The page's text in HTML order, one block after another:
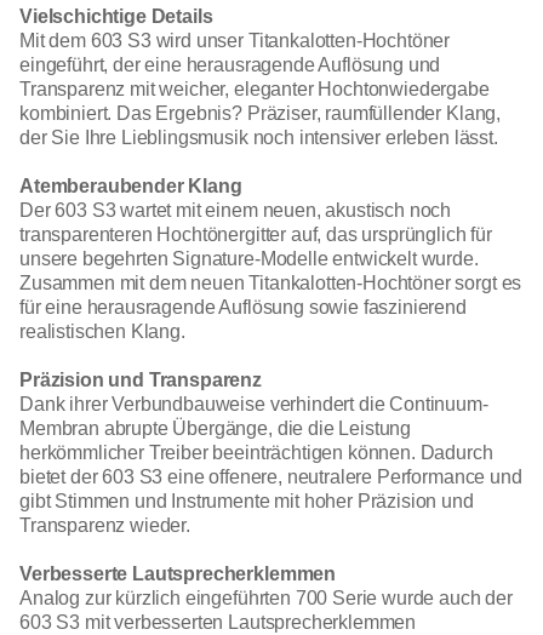
Vielschichtige Details
Mit dem 603 S3 wird unser Titankalotten-Hochtöner
eingeführt, der eine herausragende Auflösung und
Transparenz mit weicher, eleganter Hochtonwiedergabe
kombiniert. Das Ergebnis? Präziser, raumfüllender Klang,
der Sie Ihre Lieblingsmusik noch intensiver erleben lässt.
Atemberaubender Klang
Der 603 S3 wartet mit einem neuen, akustisch noch
transparenteren Hochtönergitter auf, das ursprünglich für
unsere begehrten Signature-Modelle entwickelt wurde.
Zusammen mit dem neuen Titankalotten-Hochtöner sorgt es
für eine herausragende Auflösung sowie faszinierend
realistischen Klang.
Präzision und Transparenz
Dank ihrer Verbundbauweise verhindert die Continuum-
Membran abrupte Übergänge, die die Leistung
herkömmlicher Treiber beeinträchtigen können. Dadurch
bietet der 603 S3 eine offenere, neutralere Performance und
gibt Stimmen und Instrumente mit hoher Präzision und
Transparenz wieder.
Verbesserte Lautsprecherklemmen
Analog zur kürzlich eingeführten 700 Serie wurde auch der
603 S3 mit verbesserten Lautsprecherklemmen